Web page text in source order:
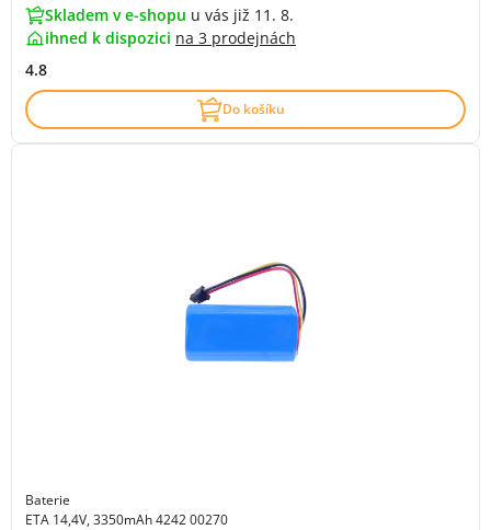
Skladem v e-shopu u vás již 11. 8.
ihned k dispozici na 3 prodejnách
4.8
Do košíku
Baterie
ETA 14,4V, 3350mAh 4242 00270